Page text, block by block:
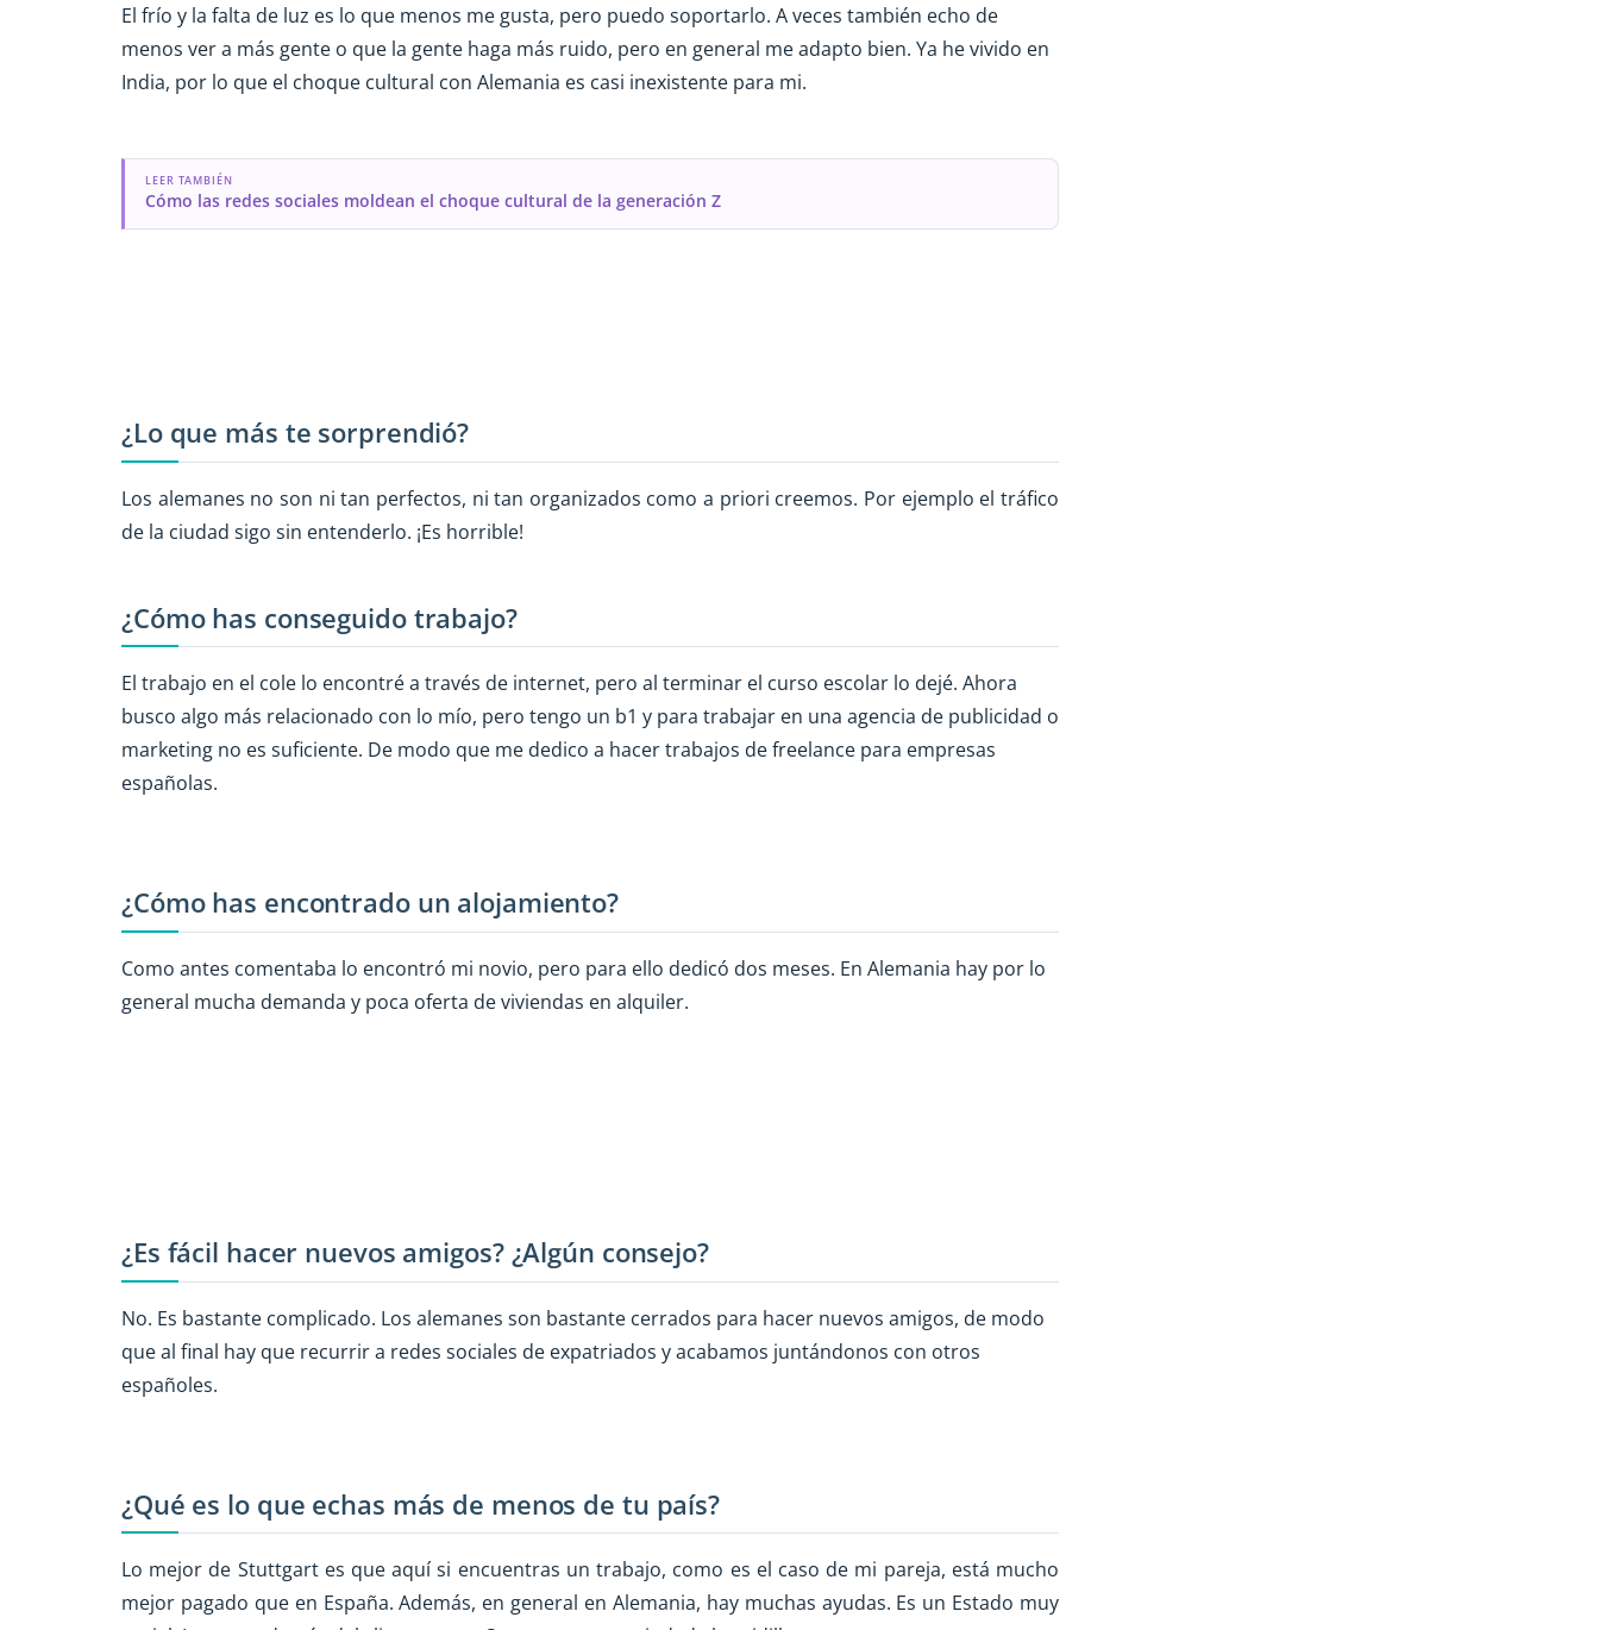
El frío y la falta de luz es lo que menos me gusta, pero puedo soportarlo. A veces también echo de
menos ver a más gente o que la gente haga más ruido, pero en general me adapto bien. Ya he vivido en
India, por lo que el choque cultural con Alemania es casi inexistente para mi.
LEER TAMBIÉN
Cómo las redes sociales moldean el choque cultural de la generación Z
¿Lo que más te sorprendió?
Los alemanes no son ni tan perfectos, ni tan organizados como a priori creemos. Por ejemplo el tráfico
de la ciudad sigo sin entenderlo. ¡Es horrible!
¿Cómo has conseguido trabajo?
El trabajo en el cole lo encontré a través de internet, pero al terminar el curso escolar lo dejé. Ahora
busco algo más relacionado con lo mío, pero tengo un b1 y para trabajar en una agencia de publicidad o
marketing no es suficiente. De modo que me dedico a hacer trabajos de freelance para empresas
españolas.
¿Cómo has encontrado un alojamiento?
Como antes comentaba lo encontró mi novio, pero para ello dedicó dos meses. En Alemania hay por lo
general mucha demanda y poca oferta de viviendas en alquiler.
¿Es fácil hacer nuevos amigos? ¿Algún consejo?
No. Es bastante complicado. Los alemanes son bastante cerrados para hacer nuevos amigos, de modo
que al final hay que recurrir a redes sociales de expatriados y acabamos juntándonos con otros
españoles.
¿Qué es lo que echas más de menos de tu país?
Lo mejor de Stuttgart es que aquí si encuentras un trabajo, como es el caso de mi pareja, está mucho
mejor pagado que en España. Además, en general en Alemania, hay muchas ayudas. Es un Estado muy